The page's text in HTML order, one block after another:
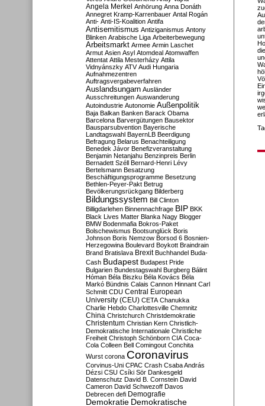
Angela Merkel Anhörung Anna Donáth
Annegret Kramp-Karrenbauer Antal Rogán
Anti- Anti-IS-Koalition Antifa
Antisemitismus Antiziganismus Antony
Blinken Arabische Liga Arbeiterbewegung
Arbeitsmarkt Armee Armin Laschet
Armut Asien Asyl Atomdeal Atomwaffen
Attentat Attila Mesterházy Attila
Vidnyánszky ATV Audi Hungaria
Aufnahmezentren
Auftragsvergabeverfahren
Auslandsungarn Ausländer
Ausschreitungen Auswanderung
Autoindustrie Autonomie Außenpolitik
Baja Balkan Banken Barack Obama
Barcelona Barvergütungen Bausektor
Bausparsubvention Bayerische
Landtagswahl BayernLB Beerdigung
Befragung Belarus Benachteiligung
Benedek Jávor Benefizveranstaltung
Benjamin Netanjahu Benzinpreis Berlin
Bernadett Széll Bernard-Henri Lévy
Bertelsmann Besatzung
Beschäftigungsprogramme Besetzung
Bethlen-Peyer-Pakt Betrug
Bevölkerungsrückgang Bilderberg
Bildungssystem Bill Clinton
Billigdarlehen Binnennachfrage BIP BKK
Black Lives Matter Blanka Nagy Blogger
BMW Bodenmafia Bokros-Paket
Bolschewismus Bootsunglück Boris
Johnson Boris Nemzow Borsod 6 Bosnien-
Herzegowina Boulevard Boykott Braindrain
Brand Bratislava Brexit Buchhandel Buda-
Cash Budapest Budapest Pride
Bulgarien Bundestagswahl Burgberg Bálint
Hóman Béla Biszku Béla Kovács Béla
Markó Bündnis Calais Cannon Hinnant Carl
Schmitt CDU Central European
University (CEU) CETA Chanukka
Charlie Hebdo Charlottesville Chemnitz
China Christchurch Christdemokratie
Christentum Christian Kern Christlich-
Demokratische Internationale Christliche
Freiheit Christoph Schönborn CIA Coca-
Cola Colleen Bell Comingout Conchita
Wurst corona Coronavirus
Corvinus-Uni CPAC Crash Csaba András
Dézsi CSU Csíki Sör Dankesgeld
Datenschutz David B. Cornstein David
Cameron David Schwezoff Davos
Debrecen defi Demografie
Demokratie Demokratische